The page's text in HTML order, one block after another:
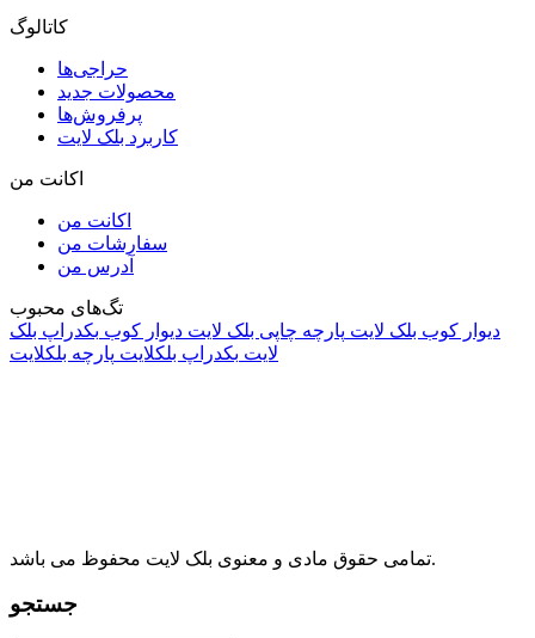
کاتالوگ
حراجی‌ها
محصولات جدید
پرفروش‌ها
کاربرد بلک لایت
اکانت من
اکانت من
سفارشات من
آدرس من
تگ‌های محبوب
دیوار کوب بلک لایت پارچه چاپی بلک لایت دیوار کوب بکدراپ بلک
لایت بکدراپ بلکلایت پارچه بلکلایت
تمامی حقوق مادی و معنوی بلک لایت محفوظ می باشد.
جستجو